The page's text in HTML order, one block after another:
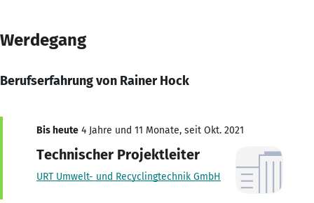
Werdegang
Berufserfahrung von Rainer Hock
Bis heute 4 Jahre und 11 Monate, seit Okt. 2021
Technischer Projektleiter
URT Umwelt- und Recyclingtechnik GmbH